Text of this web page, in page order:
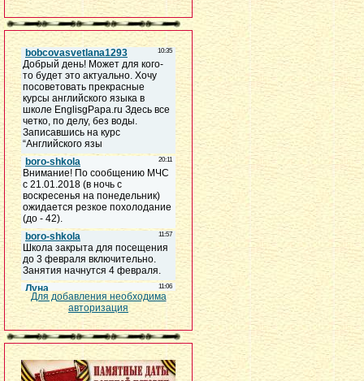
Для добавления необходима
авторизация